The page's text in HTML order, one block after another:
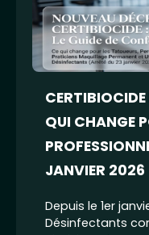
QUI CHANGE
JANVIER 2026
Depuis le 1er
Désinfectants